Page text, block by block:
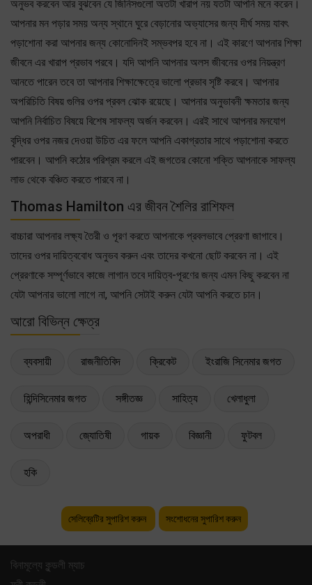
অনুভব করবেন আর বুঝবেন যে জিনিসগুলো অতটা খারাপ নয় যতটা আপনি মনে করেন।
আপনার মন পড়ার সময় অন্য স্থানে ঘুরে বেড়ানোর অভ্যাসের জন্য দীর্ঘ সময় যাবৎ
পড়াশোনা করা আপনার জন্য কোনোদিনই সম্ভবপর হবে না। এই কারণে আপনার শিক্ষা
জীবনে এর খারাপ প্রভাব পরবে। যদি আপনি আপনার অলস জীবনের ওপর নিয়ন্ত্রণ
আনতে পারেন তবে তা আপনার শিক্ষাক্ষেত্রে ভালো প্রভাব সৃষ্টি করবে। আপনার
অপরিচিতি বিষয় গুলির ওপর প্রবল ঝোক রয়েছে। আপনার অনুভাবনী ক্ষমতার জন্য
আপনি নির্বাচিত বিষয়ে বিশেষ সাফল্য অর্জন করবেন। এরই সাথে আপনার মনযোগ
বৃদ্ধির ওপর নজর দেওয়া উচিত এর ফলে আপনি একাগ্রতার সাথে পড়াশোনা করতে
পারবেন। আপনি কঠোর পরিশ্রম করলে এই জগতের কোনো শক্তি আপনাকে সাফল্য
লাভ থেকে বঞ্চিত করতে পারবে না।
Thomas Hamilton এর জীবন শৈলির রাশিফল
বাচ্চারা আপনার লক্ষ্য তৈরী ও পূরণ করতে আপনাকে প্রবলভাবে প্রেরণা জাগাবে।
তাদের ওপর দায়িত্ববোধ অনুভব করুন এবং তাদের কখনো ছোট করবেন না। এই
প্রেরণাকে সম্পূর্ণভাবে কাজে লাগান তবে দায়িত্ব-পূরণের জন্য এমন কিছু করবেন না
যেটা আপনার ভালো লাগে না, আপনি সেটাই করুন যেটা আপনি করতে চান।
আরো বিভিন্ন ক্ষেত্র
ব্যবসায়ী রাজনীতিবিদ ক্রিকেট ইংরাজি সিনেমার জগত
হিন্দিসিনেমার জগত সঙ্গীতজ্ঞ সাহিত্য খেলাধুলা
অপরাধী জ্যোতিষী গায়ক বিজ্ঞানী ফুটবল
হকি
সেলিব্রেটির সুপারিশ করুন সংশোধনের সুপারিশ করুন
বিনামূল্যে কুন্ডলী ম্যাচ